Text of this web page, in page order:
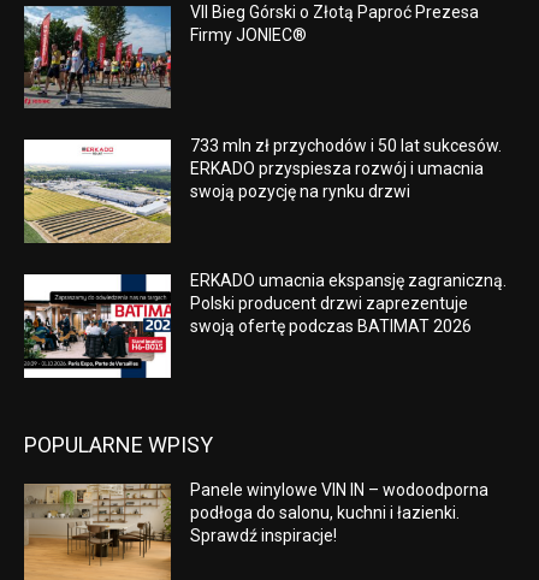
VII Bieg Górski o Złotą Paproć Prezesa
Firmy JONIEC®
733 mln zł przychodów i 50 lat sukcesów.
ERKADO przyspiesza rozwój i umacnia
swoją pozycję na rynku drzwi
ERKADO umacnia ekspansję zagraniczną.
Polski producent drzwi zaprezentuje
swoją ofertę podczas BATIMAT 2026
POPULARNE WPISY
Panele winylowe VIN IN – wodoodporna
podłoga do salonu, kuchni i łazienki.
Sprawdź inspiracje!